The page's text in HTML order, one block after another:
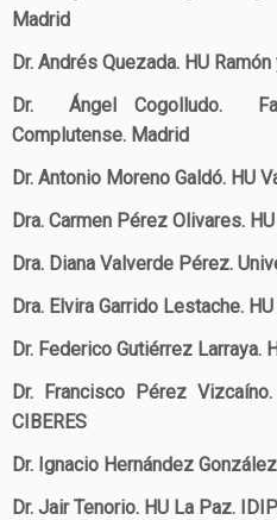
Madrid
Dr. Andrés Quezada. HU
Dr. Ángel Cogolludo.
Complutense. Madrid
Dr. Antonio Moreno Galdó. HU
Dra. Carmen Pérez Olivares.
Dra. Diana Valverde Pérez.
Dra. Elvira Garrido Lestache.
Dr. Federico Gutiérrez Larraya.
Dr. Francisco Pérez
CIBERES
Dr. Ignacio Hernández
Dr. Jair Tenorio. HU La Paz.